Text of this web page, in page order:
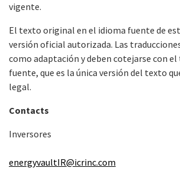
vigente.
El texto original en el idioma fuente de
versión oficial autorizada. Las
como adaptación y deben cotejarse con
fuente, que es la única versión del texto
legal.
Contacts
Inversores
energyvaultIR@icrinc.com